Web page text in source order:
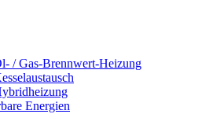
/ Gas-Brennwert-Heizung
Energien